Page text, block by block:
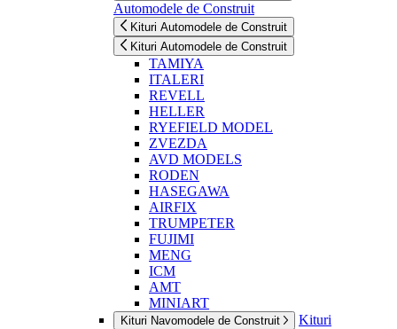
Automodele de Construit
Kituri Automodele de Construit
Kituri Automodele de Construit
TAMIYA
ITALERI
REVELL
HELLER
RYEFIELD MODEL
ZVEZDA
AVD MODELS
RODEN
HASEGAWA
AIRFIX
TRUMPETER
FUJIMI
MENG
ICM
AMT
MINIART
Kituri Navomodele de Construit
Kituri